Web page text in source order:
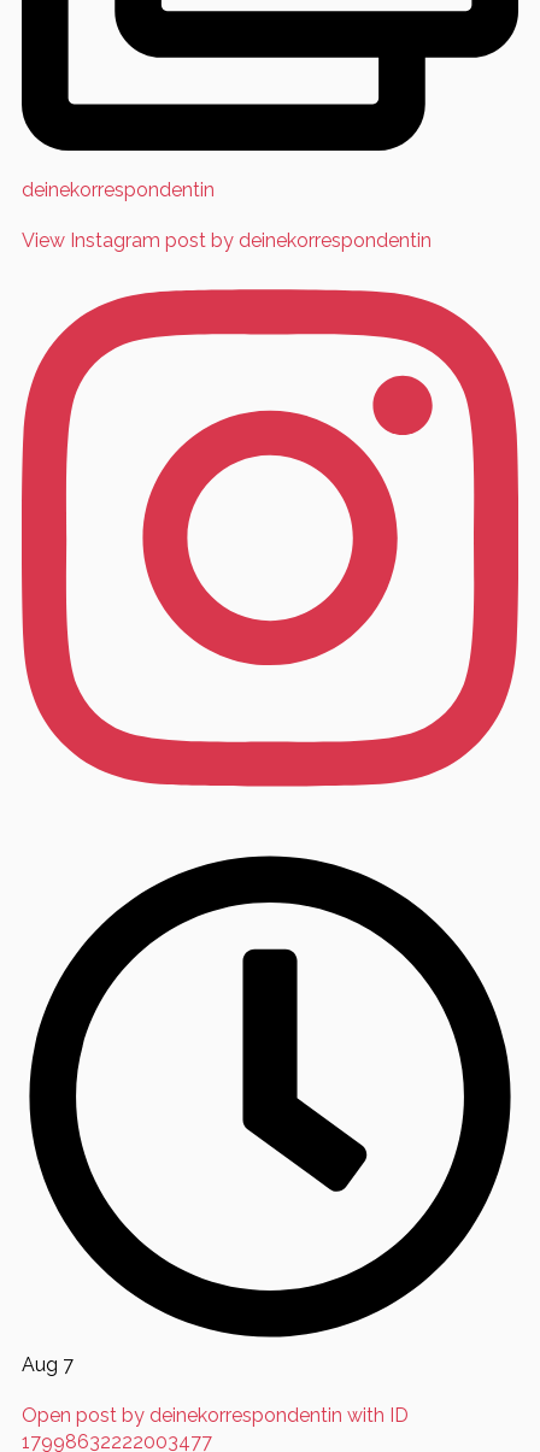
deinekorrespondentin
View Instagram post by deinekorrespondentin
Aug 7
Open post by deinekorrespondentin with ID
17998632222003477